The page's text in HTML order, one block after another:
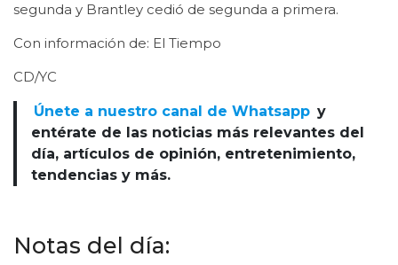
segunda y Brantley cedió de segunda a primera.
Con información de: El Tiempo
CD/YC
Únete a nuestro canal de Whatsapp y
entérate de las noticias más relevantes del
día, artículos de opinión, entretenimiento,
tendencias y más.
Notas del día: